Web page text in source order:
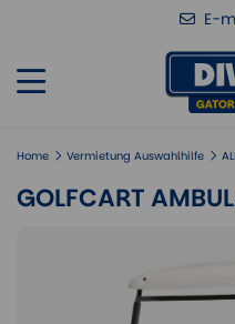
E-
Home Vermietung Auswahlhilfe
GOLFCART
Golfcart